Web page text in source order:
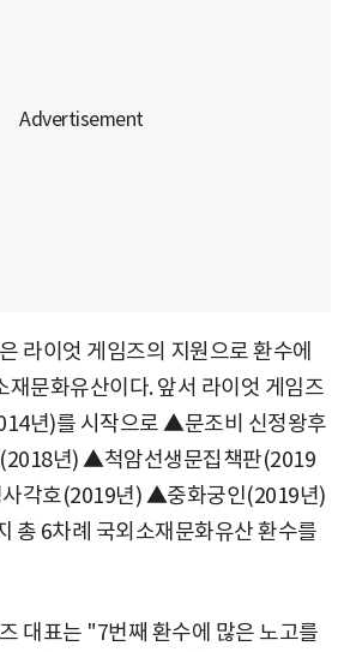
라이엇 게임즈의 지원으로 환수에
재문화유산이다. 앞서 라이엇 게임즈
년)를 시작으로 ▲문조비 신정왕후
년) ▲척암선생문집책판(2019
각호(2019년) ▲중화궁인(2019년)
6차례 국외소재문화유산 환수를
대표는 "7번째 환수에 많은 노고를